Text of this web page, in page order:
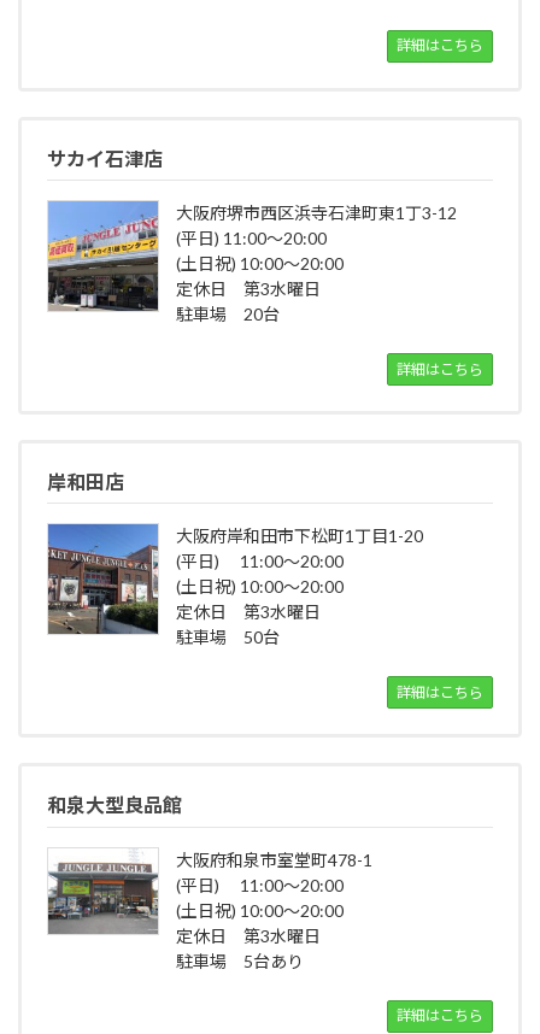
詳細はこちら
サカイ石津店
大阪府堺市西区浜寺石津町東1丁3-12
(平日) 11:00～20:00
(土日祝) 10:00～20:00
定休日 第3水曜日
駐車場 20台
詳細はこちら
岸和田店
大阪府岸和田市下松町1丁目1-20
(平日) 11:00～20:00
(土日祝) 10:00～20:00
定休日 第3水曜日
駐車場 50台
詳細はこちら
和泉大型良品館
大阪府和泉市室堂町478-1
(平日) 11:00～20:00
(土日祝) 10:00～20:00
定休日 第3水曜日
駐車場 5台あり
詳細はこちら